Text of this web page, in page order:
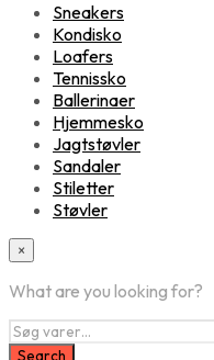
Sneakers
Kondisko
Loafers
Tennissko
Ballerinaer
Hjemmesko
Jagtstøvler
Sandaler
Stiletter
Støvler
×
What are you looking for?